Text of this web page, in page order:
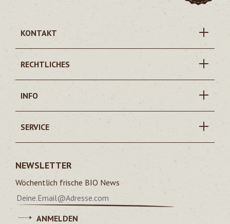
KONTAKT
RECHTLICHES
INFO
SERVICE
NEWSLETTER
Wöchentlich frische BIO News
ANMELDEN